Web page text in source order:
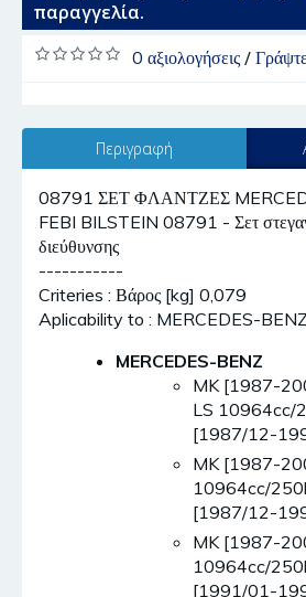
παραγγελία.
0 αξιολογήσεις/
Περιγραφή
08791 ΣΕΤ ΦΛΑΝΤΖΕΣ
FEBI BILSTEIN 08791 - Σετ
διεύθυνσης
-----------
Criteries : Βάρος [kg] 0,079
Aplicability to : MERCEDES-BENZ
MERCEDES-BENZ
MK [1987-
LS 10964cc/
[1987/12-
MK [1987-
10964cc/
[1987/12-
MK [1987-
10964cc/
[1991/01-